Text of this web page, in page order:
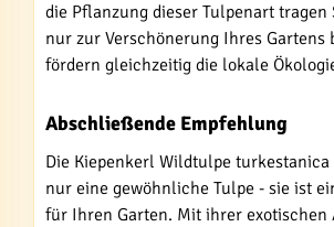
die Pflanzung dieser Tulpenart
nur zur Verschönerung Ihres Gartens
fördern gleichzeitig die lokale
Abschließende Empfehlung
Die Kiepenkerl Wildtulpe
nur eine gewöhnliche Tulpe - sie ist
für Ihren Garten. Mit ihrer exotischen